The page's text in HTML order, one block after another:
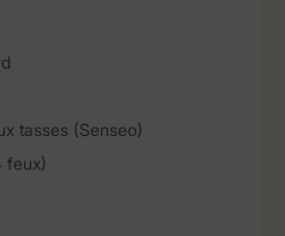
tasses (Senseo)
feux)